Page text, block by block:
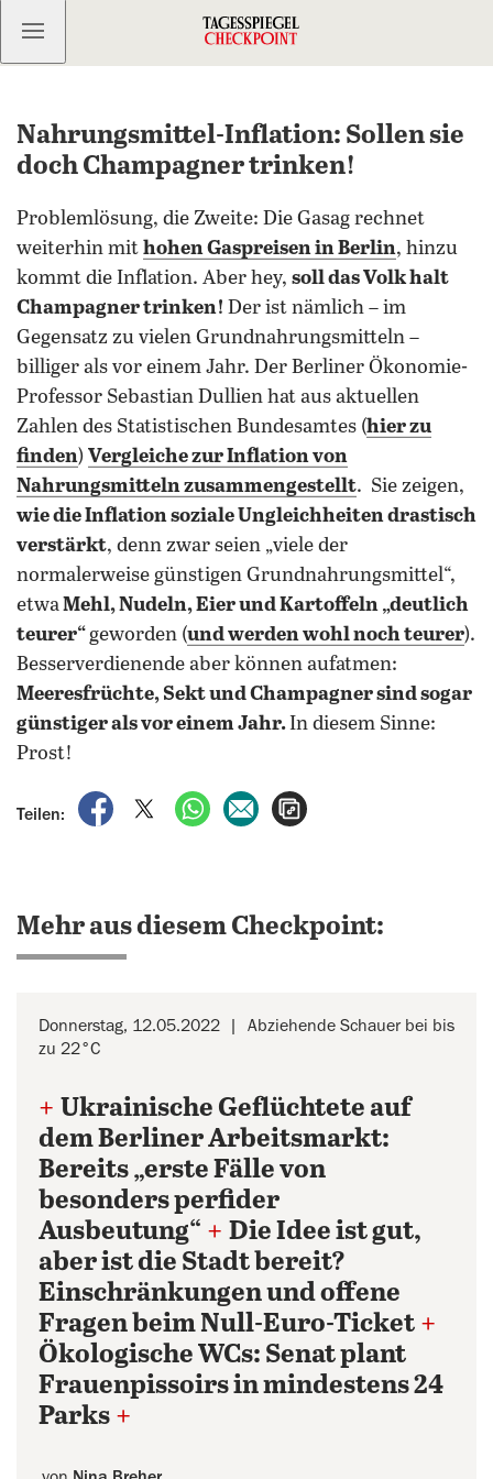
Kostenlos anmelden
Nahrungsmittel-Inflation: Sollen sie
doch Champagner trinken!
Problemlösung, die Zweite: Die Gasag rechnet
weiterhin mit hohen Gaspreisen in Berlin, hinzu
kommt die Inflation. Aber hey, soll das Volk halt
Champagner trinken! Der ist nämlich – im
Gegensatz zu vielen Grundnahrungsmitteln –
billiger als vor einem Jahr. Der Berliner Ökonomie-
Professor Sebastian Dullien hat aus aktuellen
Zahlen des Statistischen Bundesamtes (hier zu
finden) Vergleiche zur Inflation von
Nahrungsmitteln zusammengestellt. Sie zeigen,
wie die Inflation soziale Ungleichheiten drastisch
verstärkt, denn zwar seien „viele der
normalerweise günstigen Grundnahrungsmittel“,
etwaMehl, Nudeln, Eier und Kartoffeln „deutlich
teurer“geworden (und werden wohl noch teurer).
Besserverdienende aber können aufatmen:
Meeresfrüchte, Sekt und Champagner sind sogar
günstiger als vor einem Jahr.In diesem Sinne:
Prost!
Teilen:
auf Facebook teilen
auf X teilenper WhatsApp teilen
per E-Mail teilen
Mehr aus diesem Checkpoint:
Donnerstag, 12.05.2022
Abziehende Schauer bei bis
zu 22°C
+ Ukrainische Geflüchtete auf
dem Berliner Arbeitsmarkt:
Bereits „erste Fälle von
besonders perfider
Ausbeutung“ + Die Idee ist gut,
aber ist die Stadt bereit?
Einschränkungen und offene
Fragen beim Null-Euro-Ticket +
Ökologische WCs: Senat plant
Frauenpissoirs in mindestens 24
Parks +